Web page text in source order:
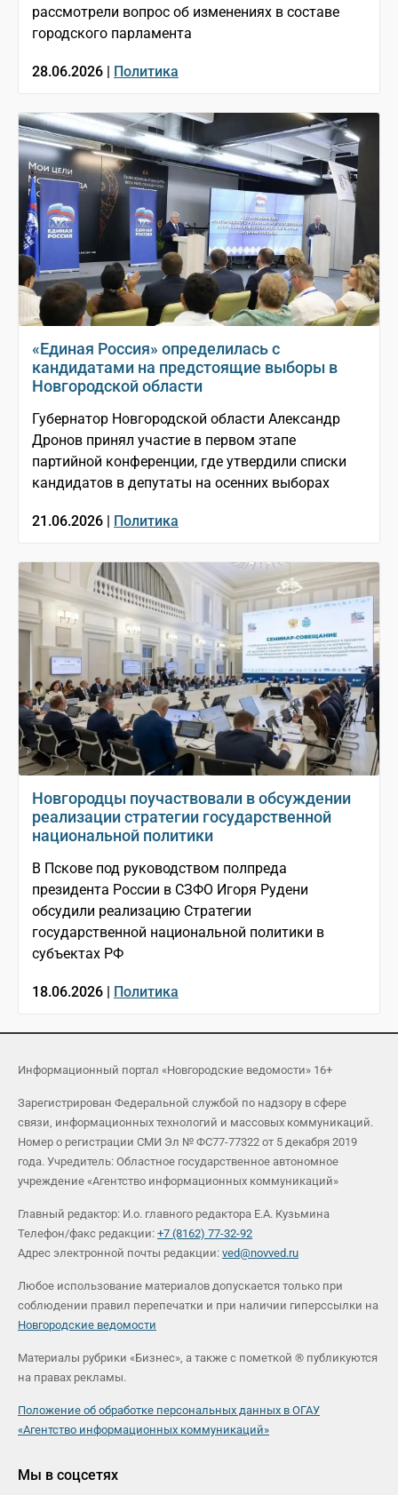
рассмотрели вопрос об изменениях в составе
городского парламента
28.06.2026 | Политика
«Единая Россия» определилась с
кандидатами на предстоящие выборы в
Новгородской области
Губернатор Новгородской области Александр
Дронов принял участие в первом этапе
партийной конференции, где утвердили списки
кандидатов в депутаты на осенних выборах
21.06.2026 | Политика
Новгородцы поучаствовали в обсуждении
реализации стратегии государственной
национальной политики
В Пскове под руководством полпреда
президента России в СЗФО Игоря Рудени
обсудили реализацию Стратегии
государственной национальной политики в
субъектах РФ
18.06.2026 | Политика
Информационный портал «Новгородские ведомости» 16+
Зарегистрирован Федеральной службой по надзору в сфере
связи, информационных технологий и массовых коммуникаций.
Номер о регистрации СМИ Эл № ФС77-77322 от 5 декабря 2019
года. Учредитель: Областное государственное автономное
учреждение «Агентство информационных коммуникаций»
Главный редактор: И.о. главного редактора Е.А. Кузьмина
Телефон/факс редакции: +7 (8162) 77-32-92
Адрес электронной почты редакции: ved@novved.ru
Любое использование материалов допускается только при
соблюдении правил перепечатки и при наличии гиперссылки на
Новгородские ведомости
Материалы рубрики «Бизнес», а также с пометкой ® публикуются
на правах рекламы.
Положение об обработке персональных данных в ОГАУ
«Агентство информационных коммуникаций»
Мы в соцсетях